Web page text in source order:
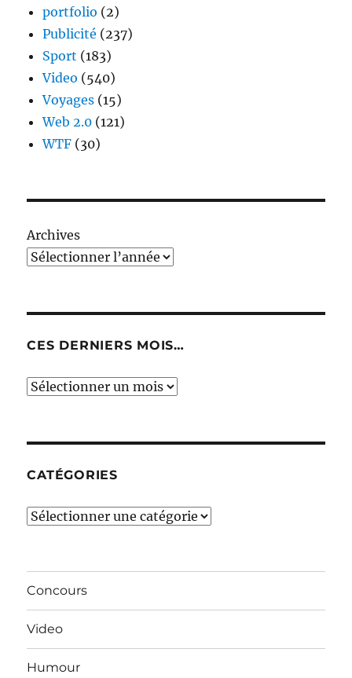
portfolio (2)
Publicité (237)
Sport (183)
Video (540)
Voyages (15)
Web 2.0 (121)
WTF (30)
Archives
CES DERNIERS MOIS…
Ces
CATÉGORIES
Catégories
Concours
Video
Humour